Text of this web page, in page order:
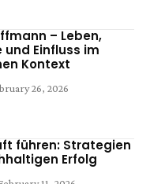
– Leben,
und Einfluss im
Kontext
26, 2026
führen: Strategien
Erfolg